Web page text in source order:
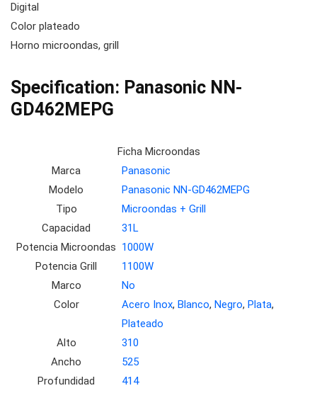
Digital
Color plateado
Horno microondas, grill
Specification: Panasonic NN-
GD462MEPG
Ficha Microondas
Marca
Panasonic
Modelo
Panasonic NN-GD462MEPG
Tipo
Microondas + Grill
Capacidad
31L
Potencia Microondas 1000W
Potencia Grill
1100W
Marco
No
Color
Acero Inox, Blanco, Negro, Plata,
Plateado
Alto
310
Ancho
525
Profundidad
414